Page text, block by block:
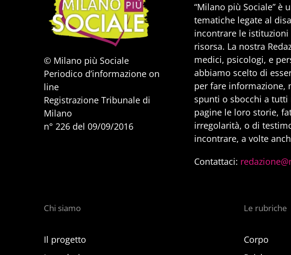
© Milano più Sociale
Periodico d’informazione on
line
Registrazione Tribunale di
Milano
n° 226 del 09/09/2016
“Milano più Sociale” è
tematiche legate al
incontrare le
risorsa. La nostra
medici, psicologi, e
abbiamo scelto di
per fare informazione,
spunti o sbocchi a
pagine le loro storie,
irregolarità, o di
incontrare, a volte
Contattaci:
Chi siamo
Il progetto
Le rubriche
Corpo